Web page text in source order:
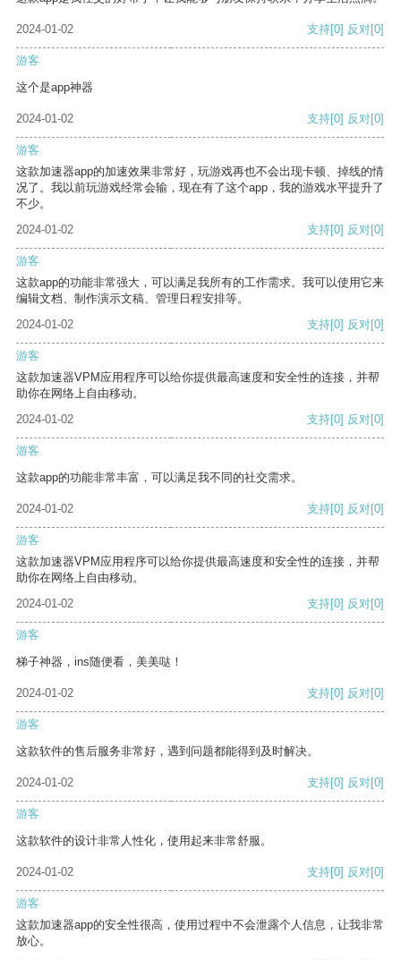
2024-01-02 支持[0] 反对[0]
游客
这个是app神器
2024-01-02 支持[0] 反对[0]
游客
这款加速器app的加速效果非常好，玩游戏再也不会出现卡顿、掉线的情
况了。我以前玩游戏经常会输，现在有了这个app，我的游戏水平提升了
不少。
2024-01-02
支持[0] 反对[0]
游客
这款app的功能非常强大，可以满足我所有的工作需求。我可以使用它来
编辑文档、制作演示文稿、管理日程安排等。
2024-01-02
支持[0] 反对[0]
游客
这款加速器VPM应用程序可以给你提供最高速度和安全性的连接，并帮
助你在网络上自由移动。
2024-01-02
支持[0] 反对[0]
游客
这款app的功能非常丰富，可以满足我不同的社交需求。
2024-01-02 支持[0] 反对[0]
游客
这款加速器VPM应用程序可以给你提供最高速度和安全性的连接，并帮
助你在网络上自由移动。
2024-01-02
支持[0] 反对[0]
游客
梯子神器，ins随便看，美美哒！
2024-01-02 支持[0] 反对[0]
游客
这款软件的售后服务非常好，遇到问题都能得到及时解决。
2024-01-02 支持[0] 反对[0]
游客
这款软件的设计非常人性化，使用起来非常舒服。
2024-01-02 支持[0] 反对[0]
游客
这款加速器app的安全性很高，使用过程中不会泄露个人信息，让我非常
放心。